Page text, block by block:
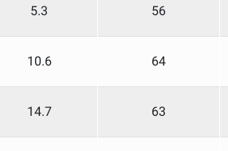
5.3 56
10.6 64
14.7 63